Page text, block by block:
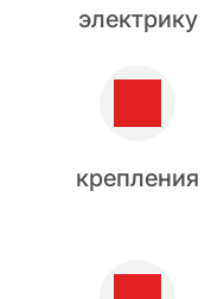
электрику
крепления